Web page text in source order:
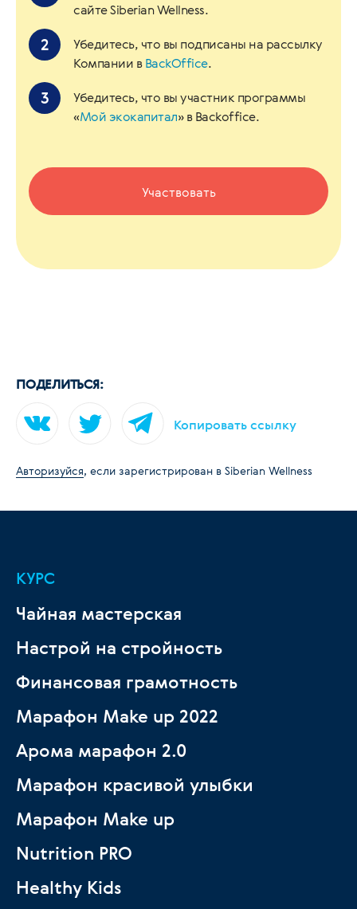
сайте Siberian Wellness.
Убедитесь, что вы подписаны на рассылку
Компании вBackOffice.
Убедитесь, что вы участник программы
«Мой экокапитал» в Backoffice.
Участвовать
ПОДЕЛИТЬСЯ:
Копировать ссылку
Авторизуйся, если зарегистрирован в Siberian Wellness
КУРС
Чайная мастерская
Настрой на стройность
Финансовая грамотность
Марафон Make up 2022
Арома марафон 2.0
Марафон красивой улыбки
Марафон Make up
Nutrition PRO
Healthy Kids